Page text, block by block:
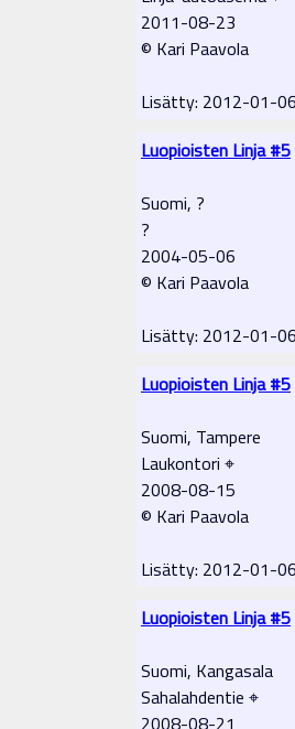
2011-08-23
© Kari Paavola
Lisätty: 2012-01-
Luopioisten Linja #5
Suomi, ?
?
2004-05-06
© Kari Paavola
Lisätty: 2012-01-
Luopioisten Linja #5
Suomi, Tampere
Laukontori ⌖
2008-08-15
© Kari Paavola
Lisätty: 2012-01-
Luopioisten Linja #5
Suomi, Kangasala
Sahalahdentie ⌖
2008-08-21